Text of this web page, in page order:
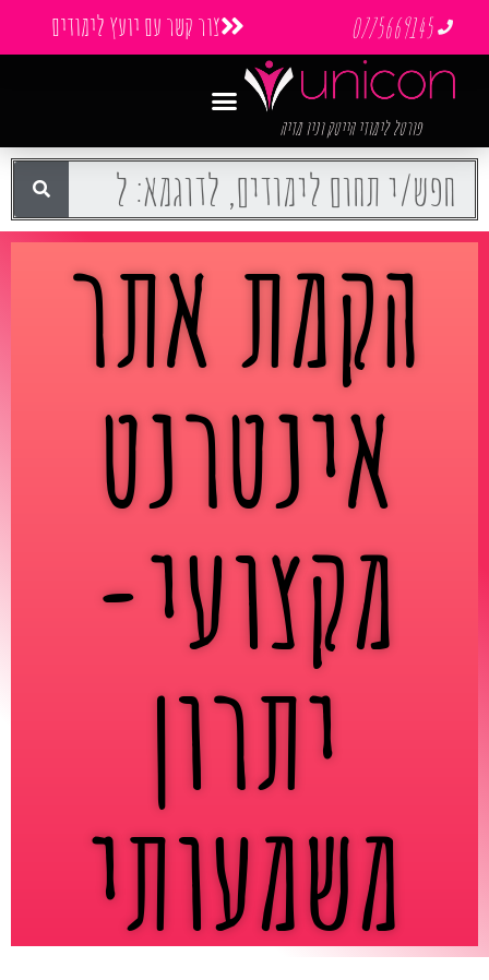
0775669145 צור קשר עם יועץ לימודים
פורטל לימודי הייטק וניו מדיה
הקמת אתר
אינטרנט
מקצועי-
יתרון
משמעותי